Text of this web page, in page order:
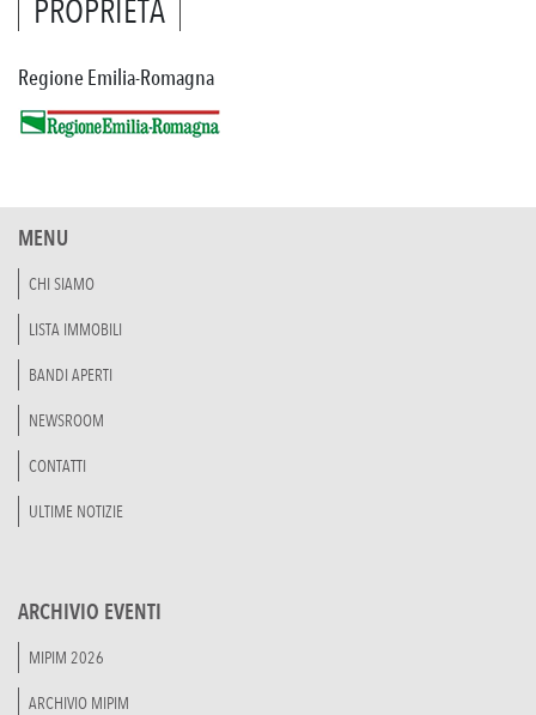
PROPRIETÀ
Regione Emilia-Romagna
MENU
CHI SIAMO
LISTA IMMOBILI
BANDI APERTI
NEWSROOM
CONTATTI
ULTIME NOTIZIE
ARCHIVIO EVENTI
MIPIM 2026
ARCHIVIO MIPIM